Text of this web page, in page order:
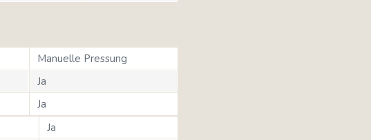
Manuelle Pressung
Ja
Ja
Ja